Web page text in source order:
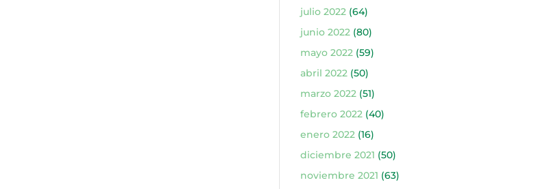
julio 2022(64)
junio 2022(80)
mayo 2022(59)
abril 2022(50)
marzo 2022(51)
febrero 2022(40)
enero 2022(16)
diciembre 2021 (50)
noviembre 2021 (63)